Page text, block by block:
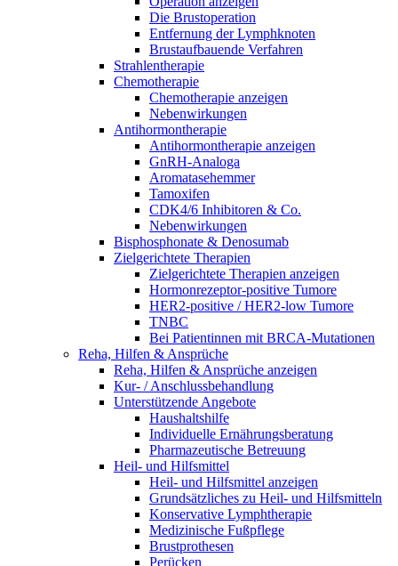
Die Brustoperation
Entfernung der Lymphknoten
Brustaufbauende Verfahren
Strahlentherapie
Chemotherapie
Chemotherapie anzeigen
Nebenwirkungen
Antihormontherapie
Antihormontherapie anzeigen
GnRH-Analoga
Aromatasehemmer
Tamoxifen
CDK4/6 Inhibitoren & Co.
Nebenwirkungen
Bisphosphonate & Denosumab
Zielgerichtete Therapien
Zielgerichtete Therapien anzeigen
Hormonrezeptor-positive Tumore
HER2-positive / HER2-low Tumore
TNBC
Bei Patientinnen mit BRCA-Mutationen
Reha, Hilfen & Ansprüche
Reha, Hilfen & Ansprüche anzeigen
Kur- / Anschlussbehandlung
Unterstützende Angebote
Haushaltshilfe
Individuelle Ernährungsberatung
Pharmazeutische Betreuung
Heil- und Hilfsmittel
Heil- und Hilfsmittel anzeigen
Grundsätzliches zu Heil- und Hilfsmitteln
Konservative Lymphtherapie
Medizinische Fußpflege
Brustprothesen
Perücken